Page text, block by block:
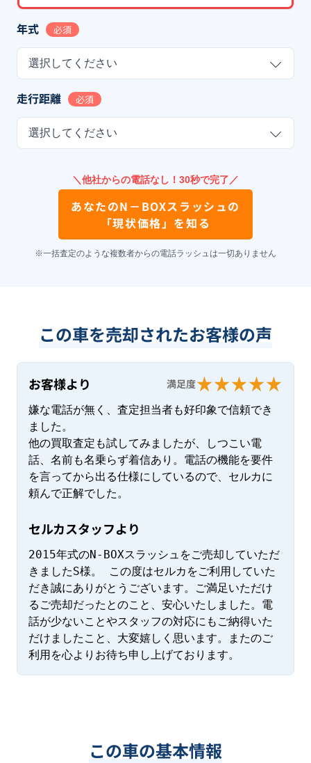
年式 必須
選択してください
走行距離 必須
選択してください
＼他社からの電話なし！30秒で完了／
あなたのN－BOXスラッシュの
「現状価格」を知る
※一括査定のような複数者からの電話ラッシュは一切ありません
この車を売却されたお客様の声
お客様より 満足度
嫌な電話が無く、査定担当者も好印象で信頼でき
ました。
他の買取査定も試してみましたが、しつこい電
話、名前も名乗らず着信あり。電話の機能を要件
を言ってから出る仕様にしているので、セルカに
頼んで正解でした。
セルカスタッフより
2015年式のN-BOXスラッシュをご売却していただ
きましたS様。 この度はセルカをご利用していた
だき誠にありがとうございます。ご満足いただけ
るご売却だったとのこと、安心いたしました。電
話が少ないことやスタッフの対応にもご納得いた
だけましたこと、大変嬉しく思います。またのご
利用を心よりお待ち申し上げております。
この車の基本情報